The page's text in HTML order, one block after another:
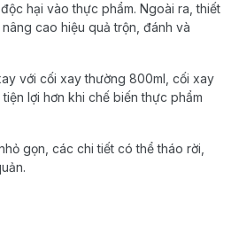
hại vào thực phẩm. Ngoài ra, thiết
cao hiệu quả trộn, đánh và
với cối xay thường 800ml, cối xay
lợi hơn khi chế biến thực phẩm
gọn, các chi tiết có thể tháo rời,